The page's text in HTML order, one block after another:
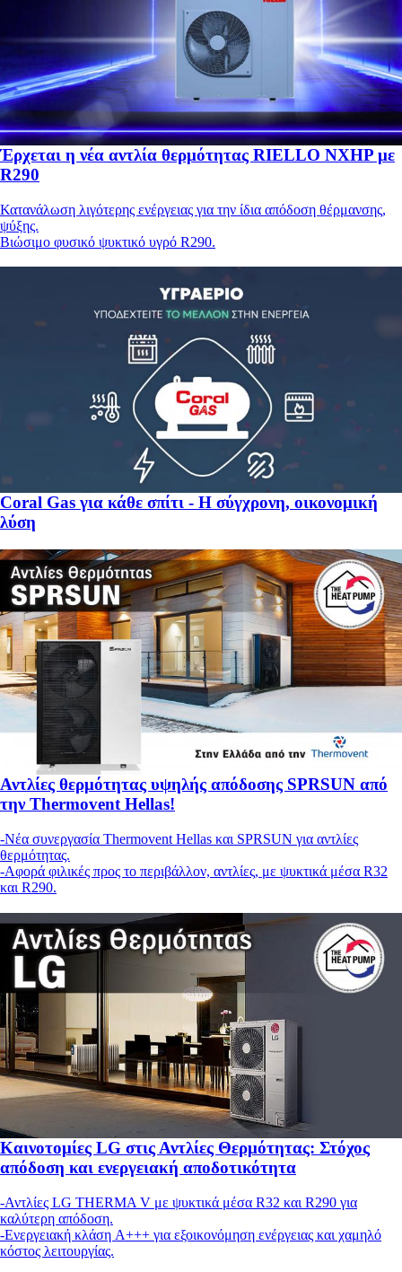
Έρχεται η νέα αντλία θερμότητας RIELLO NXHP με
R290
Κατανάλωση λιγότερης ενέργειας για την ίδια απόδοση θέρμανσης,
ψύξης.
Βιώσιμο φυσικό ψυκτικό υγρό R290.
Coral Gas για κάθε σπίτι - Η σύγχρονη, οικονομική
λύση
Αντλίες θερμότητας υψηλής απόδοσης SPRSUN από
την Thermovent Hellas!
-Νέα συνεργασία Thermovent Hellas και SPRSUN για αντλίες
θερμότητας.
-Αφορά φιλικές προς το περιβάλλον, αντλίες, με ψυκτικά μέσα R32
και R290.
Καινοτομίες LG στις Αντλίες Θερμότητας: Στόχος
απόδοση και ενεργειακή αποδοτικότητα
-Αντλίες LG THERMA V με ψυκτικά μέσα R32 και R290 για
καλύτερη απόδοση.
-Ενεργειακή κλάση A+++ για εξοικονόμηση ενέργειας και χαμηλό
κόστος λειτουργίας.